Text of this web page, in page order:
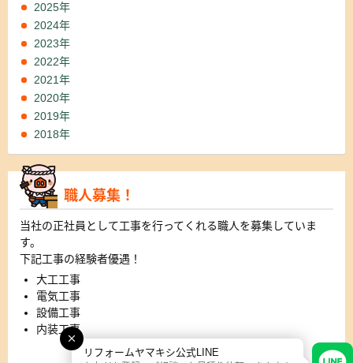
2025年
2024年
2023年
2022年
2021年
2020年
2019年
2018年
職人募集！
当社の正社員として工事を行ってくれる職人を募集していま
す。
下記工事の経験者優遇！
大工工事
電気工事
設備工事
内装工事
詳細はこちら
リフォームヤマキシ公式LINE